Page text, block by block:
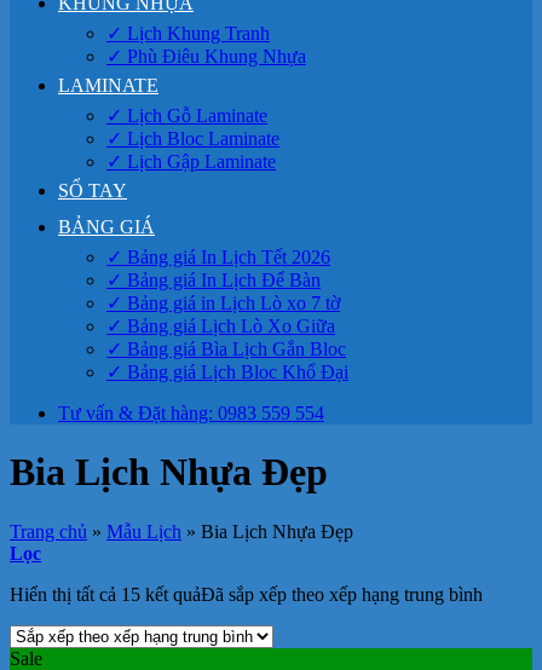
✓ Lịch Khung Tranh
✓ Phù Điêu Khung Nhựa
LAMINATE
✓ Lịch Gỗ Laminate
✓ Lịch Bloc Laminate
✓ Lịch Gập Laminate
SỔ TAY
BẢNG GIÁ
✓ Bảng giá In Lịch Tết 2026
✓ Bảng giá In Lịch Để Bàn
✓ Bảng giá in Lịch Lò xo 7 tờ
✓ Bảng giá Lịch Lò Xo Giữa
✓ Bảng giá Bìa Lịch Gắn Bloc
✓ Bảng giá Lịch Bloc Khổ Đại
Tư vấn & Đặt hàng: 0983 559 554
Bia Lịch Nhựa Đẹp
Trang chủ » Mẫu Lịch » Bia Lịch Nhựa Đẹp
Lọc
Hiển thị tất cả 15 kết quảĐã sắp xếp theo xếp hạng trung bình
Sale